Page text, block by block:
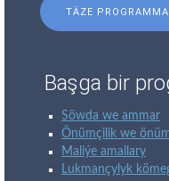
TÄZE
Başga bir
Söwda we ammar
Önümçilik we
Maliýe amallary
Lukmançylyk